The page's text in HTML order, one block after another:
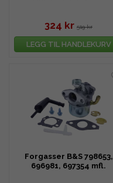
324 kr 519 kr
LEGG TIL HANDLEKURV
Forgasser B&S 798653,
696981, 697354 mfl.